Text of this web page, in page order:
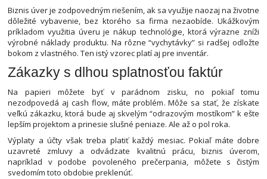
Biznis úver je zodpovedným riešením, ak sa využije naozaj na životne
dôležité vybavenie, bez ktorého sa firma nezaobíde. Ukážkovým
príkladom využitia úveru je nákup technológie, ktorá výrazne zníži
výrobné náklady produktu. Na rôzne “vychytávky” si radšej odložte
bokom z vlastného. Ten istý vzorec platí aj pre inventár.
Zákazky s dlhou splatnosťou faktúr
Na papieri môžete byť v parádnom zisku, no pokiaľ tomu
nezodpovedá aj cash flow, máte problém. Môže sa stať, že získate
veľkú zákazku, ktorá bude aj skvelým “odrazovým mostíkom” k ešte
lepším projektom a prinesie slušné peniaze. Ale až o pol roka.
Výplaty a účty však treba platiť každý mesiac. Pokiaľ máte dobre
uzavreté zmluvy a odvádzate kvalitnú prácu, biznis úverom,
napríklad v podobe povoleného prečerpania, môžete s čistým
svedomím toto obdobie preklenúť.